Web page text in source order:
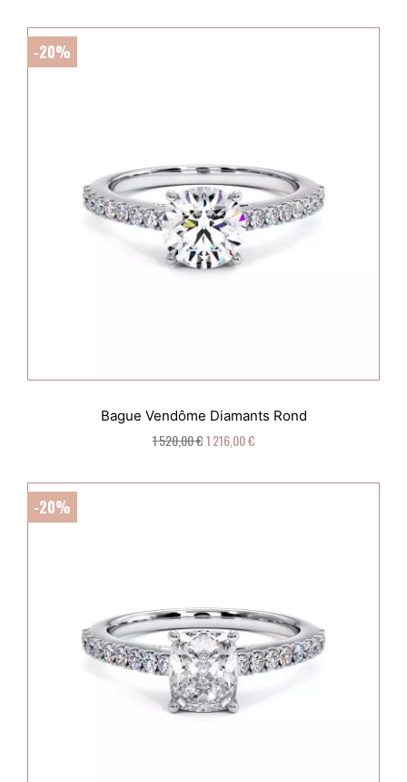
Bague Vendôme Diamants Rond
1 520,00 €1 216,00 €
-20%
-20%